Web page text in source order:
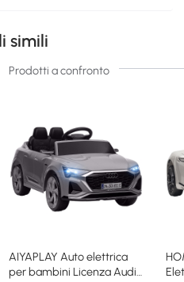
simili
Prodotti a confronto
AIYAPLAY Auto elettrica
per bambini Licenza Audi